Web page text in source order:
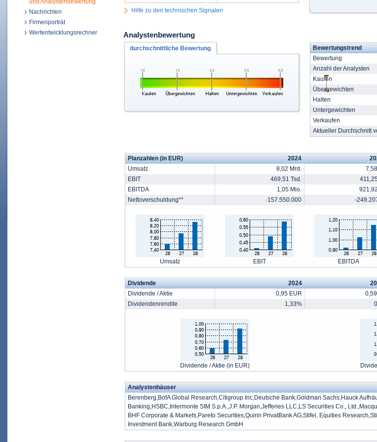
und Analystenbewertung
Nachrichten
Firmenporträt
Wertentwicklungsrechner
Hilfe zu den technischen Signalen
Analystenbewertung
durchschnittliche Bewertung Bewertungstrend
Bewertung
Anzahl der Analysten
Kaufen
Übergewichten
Halten
Untergewichten
Verkaufen
Aktueller Durchschnitt
Planzahlen (in EUR) 2024
Umsatz
8,02 Mrd.
EBIT
469,51 Tsd.
EBITDA
1,05 Mio.
Nettoverschuldung**
-157.550.000 -
Umsatz EBIT EBITDA
Dividende 2024
Dividende / Aktie
0,95 EUR
Dividendenrendite
1,33%
Dividende / Aktie (in EUR)
Analystenhäuser
Berenberg,BofA Global Research,Citigroup Inc,Deutsche Bank,Goldman Sachs,Hauck
Banking,HSBC,Intermonte SIM S.p.A.,J.P. Morgan,Jefferies LLC,LS Securities Co.,
BHF Corporate & Markets,Pareto Securities,Quirin PrivatBank AG,Stifel, Equities
Investment Bank,Warburg Research GmbH